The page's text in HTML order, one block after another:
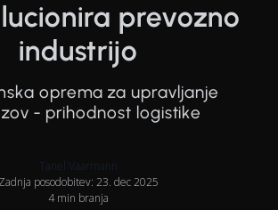
prevozno
industrijo
oprema za upravljanje
- prihodnost logistike
Tanel Vaarmann
Zadnja posodobitev: 23. dec 2025
4 min branja